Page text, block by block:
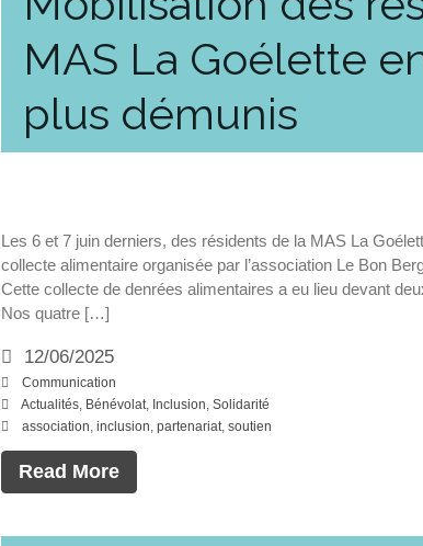
MAS La Goélette
plus démunis
Les 6 et 7 juin derniers, des résidents de la MAS La
collecte alimentaire organisée par l’association Le Bon
Cette collecte de denrées alimentaires a eu lieu devant
Nos quatre […]
12/06/2025
Communication
Actualités, Bénévolat, Inclusion, Solidarité
association, inclusion, partenariat, soutien
Read More